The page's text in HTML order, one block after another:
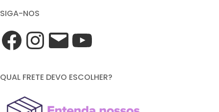
SIGA-NOS
QUAL FRETE DEVO ESCOLHER?